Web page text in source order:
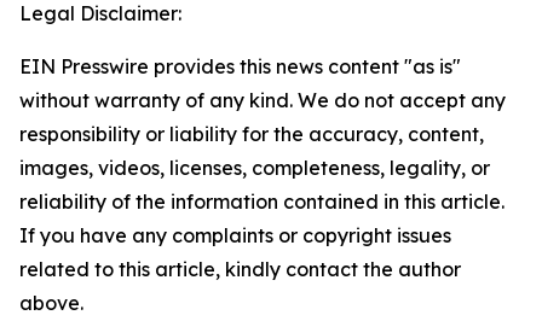
Legal Disclaimer:
EIN Presswire provides this news content "as is"
without warranty of any kind. We do not accept any
responsibility or liability for the accuracy, content,
images, videos, licenses, completeness, legality, or
reliability of the information contained in this article.
If you have any complaints or copyright issues
related to this article, kindly contact the author
above.